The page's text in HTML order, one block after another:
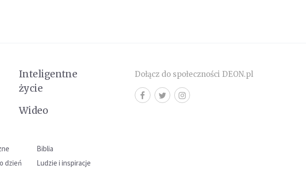
Inteligentne
życie
Wideo
Biblia
dzień Ludzie i inspiracje
Dołącz do społeczności DEON.pl